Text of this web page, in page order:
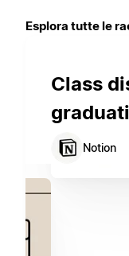
Esplora tutte le
Class
Notion